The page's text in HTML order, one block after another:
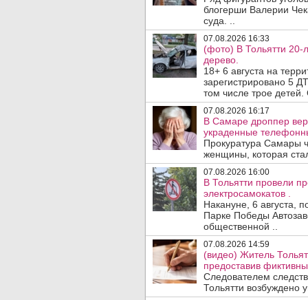
блогерши Валерии
суда. ..
07.08.2026 16:33
(фото) В Тольятти 20-
дерево.
18+ 6 августа на
зарегистрировано 5
том числе трое
07.08.2026 16:17
В Самаре дроппер
украденные
Прокуратура Самары
женщины, которая
07.08.2026 16:00
В Тольятти провели
электросамокатов .
Накануне, 6 августа,
Парке Победы
общественной ..
07.08.2026 14:59
(видео) Житель
предоставив
Следователем
Тольятти возбуждено